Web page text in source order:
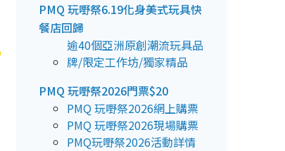
PMQ 玩嘢祭6.19化身美式玩具快
餐店回歸
逾40個亞洲原創潮流玩具品
牌/限定工作坊/獨家精品
PMQ 玩嘢祭2026門票$20
PMQ 玩嘢祭2026網上購票
PMQ 玩嘢祭2026現場購票
PMQ玩嘢祭2026活動詳情